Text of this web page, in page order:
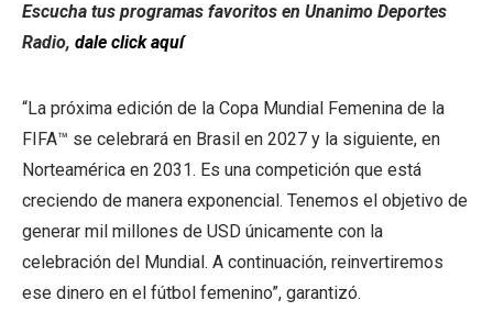
Escucha tus programas favoritos en Unanimo Deportes
Radio, dale click aquí
“La próxima edición de la Copa Mundial Femenina de la
FIFA™ se celebrará en Brasil en 2027 y la siguiente, en
Norteamérica en 2031. Es una competición que está
creciendo de manera exponencial. Tenemos el objetivo de
generar mil millones de USD únicamente con la
celebración del Mundial. A continuación, reinvertiremos
ese dinero en el fútbol femenino”, garantizó.